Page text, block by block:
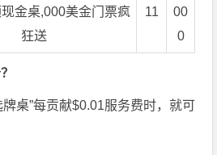
11
00
0
牌桌”每贡献$0.01服务费时，就可